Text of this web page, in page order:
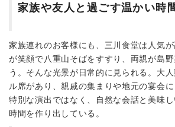
家族や友人と過ごす温かい時
家族連れのお客様にも、三川食堂は人気
が笑顔で八重山そばをすすり、両親が島
う。そんな光景が日常的に見られる。大
ル席があり、親戚の集まりや地元の宴会に
特別な演出ではなく、自然な会話と美味
時間を作り出している。